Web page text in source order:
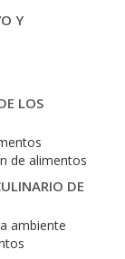
Y
LOS
de alimentos
DE
ambiente